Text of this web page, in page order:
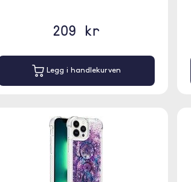
209 kr
Legg i handlekurven